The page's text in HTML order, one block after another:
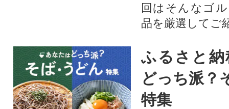
回はそんなゴ
品を厳選してご
ふるさと
どっち派？
特集